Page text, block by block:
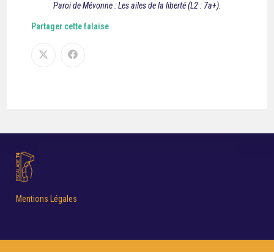
Paroi de Mévonne : Les ailes de la liberté (L2 : 7a+).
Partager cette falaise
Mentions Légales